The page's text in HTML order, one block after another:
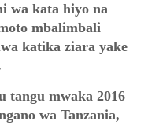
wa kata hiyo na
mbalimbali
katika ziara yake
tangu mwaka 2016
wa Tanzania,